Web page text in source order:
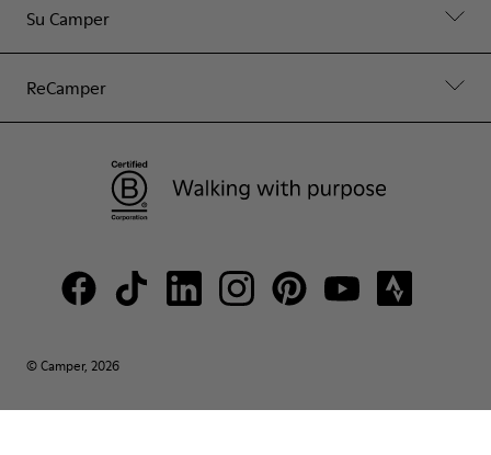
Su Camper
ReCamper
© Camper, 2026